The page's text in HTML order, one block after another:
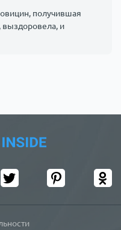
получившая
выздоровела, и